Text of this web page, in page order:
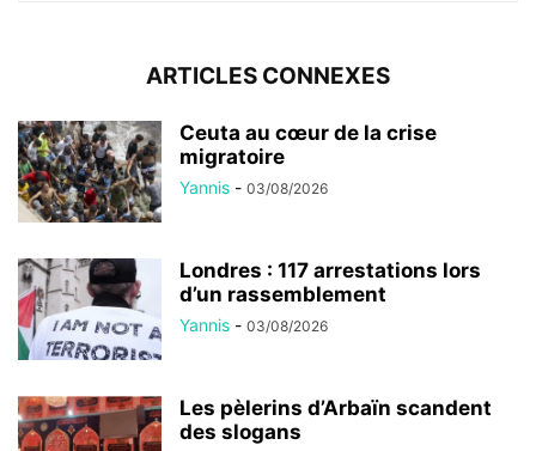
ARTICLES CONNEXES
Ceuta au cœur de la crise
migratoire
Yannis - 03/08/2026
Londres : 117 arrestations lors
d’un rassemblement
Yannis - 03/08/2026
Les pèlerins d’Arbaïn scandent
des slogans